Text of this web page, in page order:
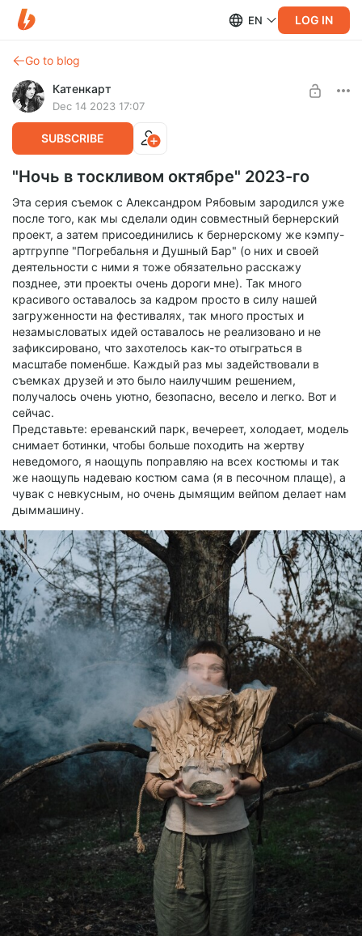
EN LOG IN
Go to blog
Катенкарт
Dec 14 2023 17:07
SUBSCRIBE
"Ночь в тоскливом октябре" 2023-го
Эта серия съемок с Александром Рябовым зародился уже
после того, как мы сделали один совместный бернерский
проект, а затем присоединились к бернерскому же кэмпу-
артгруппе "Погребальня и Душный Бар" (о них и своей
деятельности с ними я тоже обязательно расскажу
позднее, эти проекты очень дороги мне). Так много
красивого оставалось за кадром просто в силу нашей
загруженности на фестивалях, так много простых и
незамысловатых идей оставалось не реализовано и не
зафиксировано, что захотелось как-то отыграться в
масштабе поменбше. Каждый раз мы задействовали в
съемках друзей и это было наилучшим решением,
получалось очень уютно, безопасно, весело и легко. Вот и
сейчас.
Представьте: ереванский парк, вечереет, холодает, модель
снимает ботинки, чтобы больше походить на жертву
неведомого, я наощупь поправляю на всех костюмы и так
же наощупь надеваю костюм сама (я в песочном плаще), а
чувак с невкусным, но очень дымящим вейпом делает нам
дыммашину.